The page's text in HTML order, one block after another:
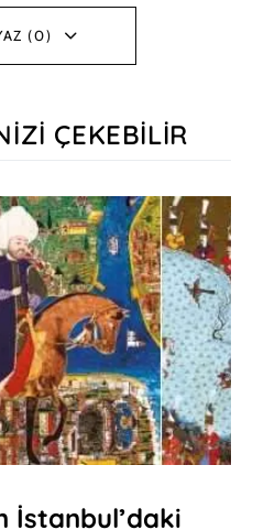
(0)
ÇEKEBILIR
İstanbul’daki